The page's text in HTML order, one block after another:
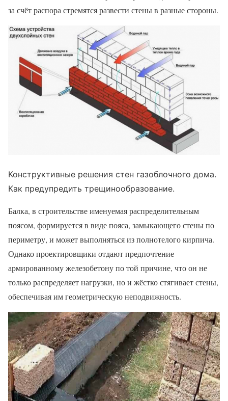
за счёт распора стремятся развести стены в разные стороны.
Конструктивные решения стен газоблочного дома.
Как предупредить трещинообразование.
Балка, в строительстве именуемая распределительным
поясом, формируется в виде пояса, замыкающего стены по
периметру, и может выполняться из полнотелого кирпича.
Однако проектировщики отдают предпочтение
армированному железобетону по той причине, что он не
только распределяет нагрузки, но и жёстко стягивает стены,
обеспечивая им геометрическую неподвижность.